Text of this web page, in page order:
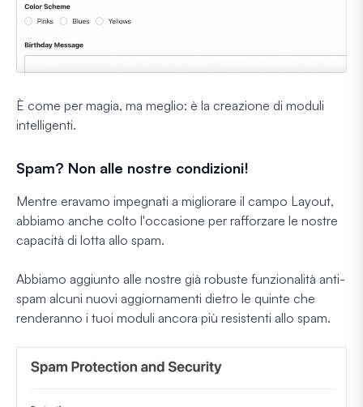
È come per magia, ma meglio: è la creazione di moduli
intelligenti.
Spam? Non alle nostre condizioni!
Mentre eravamo impegnati a migliorare il campo Layout,
abbiamo anche colto l'occasione per rafforzare le nostre
capacità di lotta allo spam.
Abbiamo aggiunto alle nostre già robuste funzionalità anti-
spam alcuni nuovi aggiornamenti dietro le quinte che
renderanno i tuoi moduli ancora più resistenti allo spam.